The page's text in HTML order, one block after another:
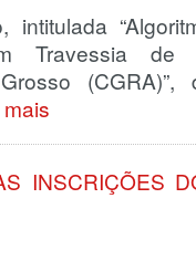
Travessia de
(CGRA)”,
INSCRIÇÕES